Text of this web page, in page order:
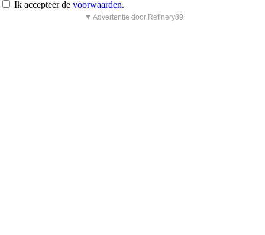
Ik accepteer de voorwaarden.
▼ Advertentie door Refinery89